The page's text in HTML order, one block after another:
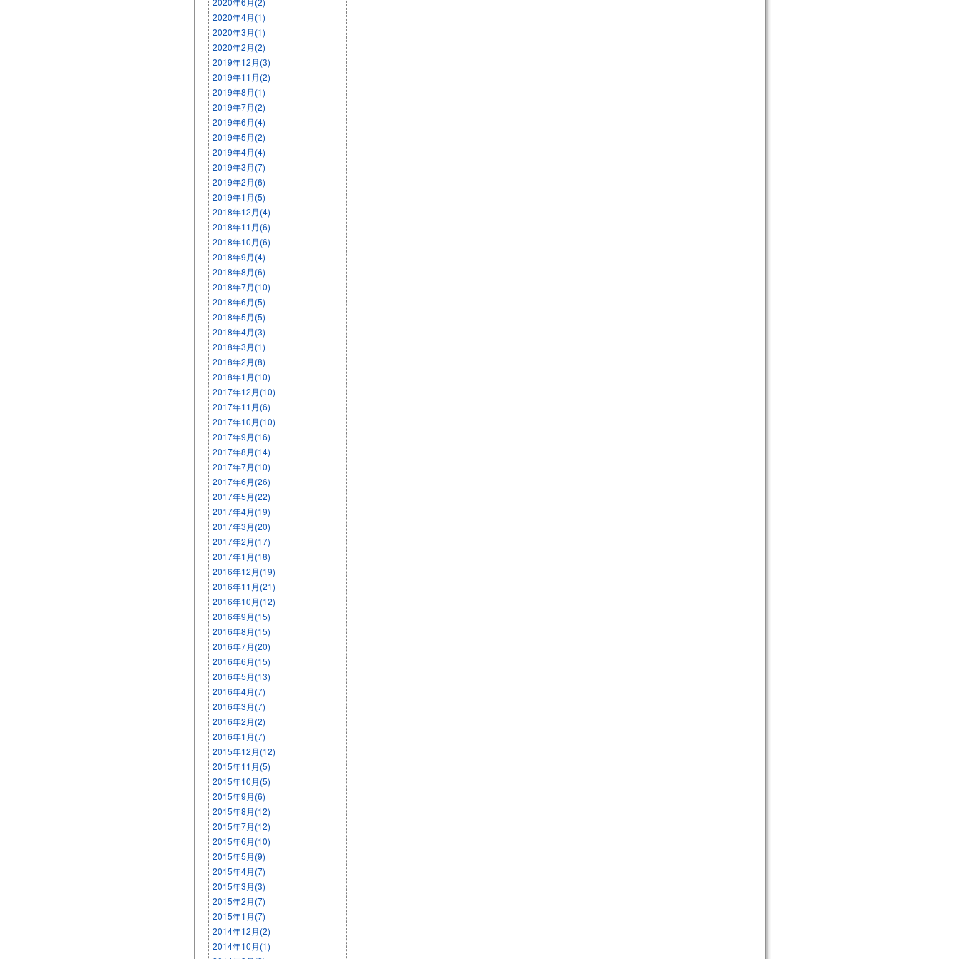
2020年4月(1)
2020年3月(1)
2020年2月(2)
2019年12月(3)
2019年11月(2)
2019年8月(1)
2019年7月(2)
2019年6月(4)
2019年5月(2)
2019年4月(4)
2019年3月(7)
2019年2月(6)
2019年1月(5)
2018年12月(4)
2018年11月(6)
2018年10月(6)
2018年9月(4)
2018年8月(6)
2018年7月(10)
2018年6月(5)
2018年5月(5)
2018年4月(3)
2018年3月(1)
2018年2月(8)
2018年1月(10)
2017年12月(10)
2017年11月(6)
2017年10月(10)
2017年9月(16)
2017年8月(14)
2017年7月(10)
2017年6月(26)
2017年5月(22)
2017年4月(19)
2017年3月(20)
2017年2月(17)
2017年1月(18)
2016年12月(19)
2016年11月(21)
2016年10月(12)
2016年9月(15)
2016年8月(15)
2016年7月(20)
2016年6月(15)
2016年5月(13)
2016年4月(7)
2016年3月(7)
2016年2月(2)
2016年1月(7)
2015年12月(12)
2015年11月(5)
2015年10月(5)
2015年9月(6)
2015年8月(12)
2015年7月(12)
2015年6月(10)
2015年5月(9)
2015年4月(7)
2015年3月(3)
2015年2月(7)
2015年1月(7)
2014年12月(2)
2014年10月(1)